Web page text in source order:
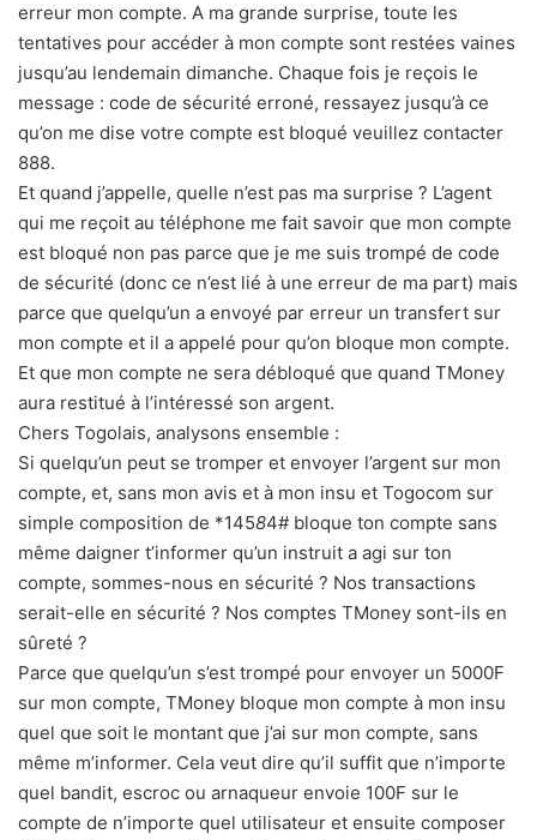
erreur mon compte. A ma grande surprise, toute les
tentatives pour accéder à mon compte sont restées vaines
jusqu’au lendemain dimanche. Chaque fois je reçois le
message : code de sécurité erroné, ressayez jusqu’à ce
qu’on me dise votre compte est bloqué veuillez contacter
888.
Et quand j’appelle, quelle n’est pas ma surprise ? L’agent
qui me reçoit au téléphone me fait savoir que mon compte
est bloqué non pas parce que je me suis trompé de code
de sécurité (donc ce n’est lié à une erreur de ma part) mais
parce que quelqu’un a envoyé par erreur un transfert sur
mon compte et il a appelé pour qu’on bloque mon compte.
Et que mon compte ne sera débloqué que quand TMoney
aura restitué à l’intéressé son argent.
Chers Togolais, analysons ensemble :
Si quelqu’un peut se tromper et envoyer l’argent sur mon
compte, et, sans mon avis et à mon insu et Togocom sur
simple composition de *14584# bloque ton compte sans
même daigner t’informer qu’un instruit a agi sur ton
compte, sommes-nous en sécurité ? Nos transactions
serait-elle en sécurité ? Nos comptes TMoney sont-ils en
sûreté ?
Parce que quelqu’un s’est trompé pour envoyer un 5000F
sur mon compte, TMoney bloque mon compte à mon insu
quel que soit le montant que j’ai sur mon compte, sans
même m’informer. Cela veut dire qu’il suffit que n’importe
quel bandit, escroc ou arnaqueur envoie 100F sur le
compte de n’importe quel utilisateur et ensuite composer